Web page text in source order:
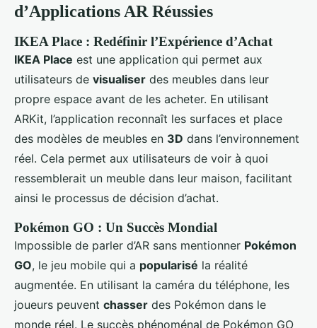
d’Applications AR Réussies
IKEA Place : Redéfinir l’Expérience d’Achat
IKEA Place est une application qui permet aux
utilisateurs de visualiser des meubles dans leur
propre espace avant de les acheter. En utilisant
ARKit, l’application reconnaît les surfaces et place
des modèles de meubles en 3D dans l’environnement
réel. Cela permet aux utilisateurs de voir à quoi
ressemblerait un meuble dans leur maison, facilitant
ainsi le processus de décision d’achat.
Pokémon GO : Un Succès Mondial
Impossible de parler d’AR sans mentionner Pokémon
GO, le jeu mobile qui a popularisé la réalité
augmentée. En utilisant la caméra du téléphone, les
joueurs peuvent chasser des Pokémon dans le
monde réel. Le succès phénoménal de Pokémon GO